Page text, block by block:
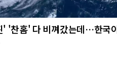
' '찬홈' 다 비껴갔는데…한국